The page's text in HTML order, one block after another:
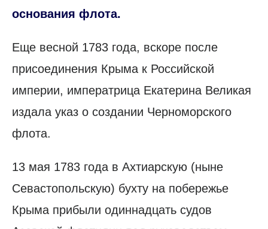
основания флота.
Еще весной 1783 года, вскоре после
присоединения Крыма к Российской
империи, императрица Екатерина Великая
издала указ о создании Черноморского
флота.
13 мая 1783 года в Ахтиарскую (ныне
Севастопольскую) бухту на побережье
Крыма прибыли одиннадцать судов